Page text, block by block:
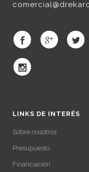
LINKS DE INTERÉS
Sobre nosotros
Presupuesto
Financiación